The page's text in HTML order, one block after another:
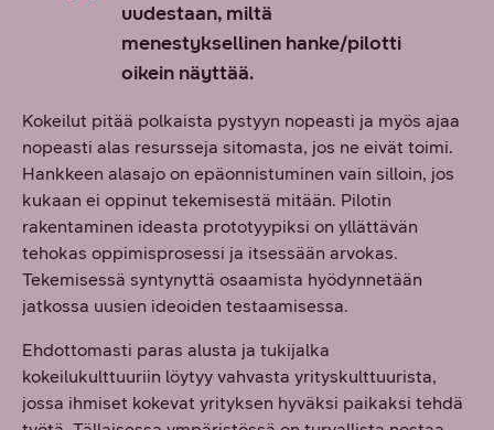
uudestaan, miltä
menestyksellinen hanke/pilotti
oikein näyttää.
Kokeilut pitää polkaista pystyyn nopeasti ja myös ajaa
nopeasti alas resursseja sitomasta, jos ne eivät toimi.
Hankkeen alasajo on epäonnistuminen vain silloin, jos
kukaan ei oppinut tekemisestä mitään. Pilotin
rakentaminen ideasta prototyypiksi on yllättävän
tehokas oppimisprosessi ja itsessään arvokas.
Tekemisessä syntynyttä osaamista hyödynnetään
jatkossa uusien ideoiden testaamisessa.
Ehdottomasti paras alusta ja tukijalka
kokeilukulttuuriin löytyy vahvasta yrityskulttuurista,
jossa ihmiset kokevat yrityksen hyväksi paikaksi tehdä